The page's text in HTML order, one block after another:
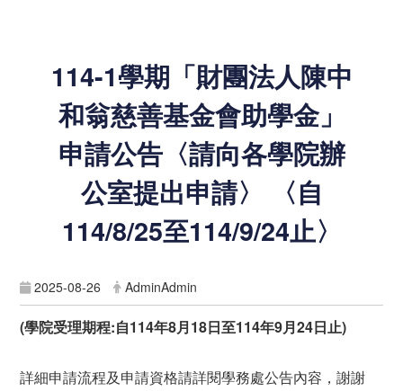
114-1學期「財團法人陳中
和翁慈善基金會助學金」
申請公告〈請向各學院辦
公室提出申請〉 〈自
114/8/25至114/9/24止〉
2025-08-26 AdminAdmin
(學院受理期程:自114年8月18日至114年9月24日止)
詳細申請流程及申請資格請詳閱學務處公告內容，謝謝